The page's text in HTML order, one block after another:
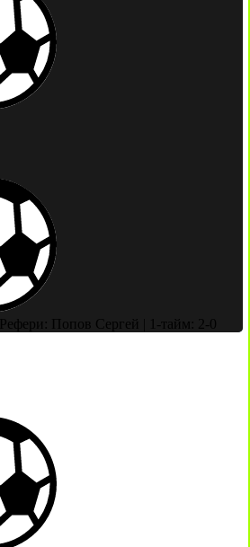
Рефери: Попов Сергей
1-тайм: 2-0